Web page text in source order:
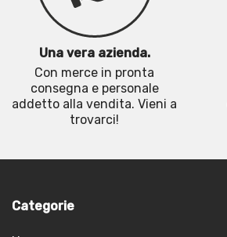
Una vera azienda.
Con merce in pronta
consegna e personale
addetto alla vendita. Vieni a
trovarci!
Categorie